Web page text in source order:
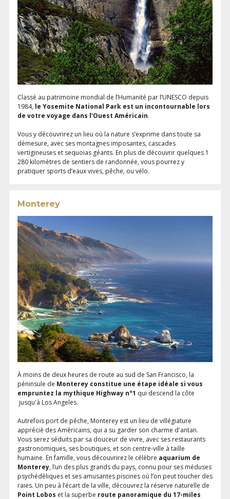
Classé au patrimoine mondial de l’Humanité par l’UNESCO depuis
1984, le Yosemite National Park est un incontournable lors
de votre voyage dans l’Ouest Américain.
Vous y découvrirez un lieu où la nature s’exprime dans toute sa
démesure, avec ses montagnes imposantes, cascades
vertigineuses et sequoias géants. En plus de découvrir quelques 1
280 kilomètres de sentiers de randonnée, vous pourrez y
pratiquer sports d’eaux vives, pêche, ou vélo.
Monterey
À moins de deux heures de route au sud de San Francisco, la
péninsule de Monterey constitue une étape idéale si vous
empruntez la mythique Highway n°1 qui descend la côte
jusqu'à Los Angeles.
Autrefois port de pêche, Monterey est un lieu de villégiature
apprécié des Américains, qui a su garder son charme d'antan.
Vous serez séduits par sa douceur de vivre, avec ses restaurants
gastronomiques, ses boutiques, et son centre-ville à taille
humaine. En famille, vous découvrirez le célèbre aquarium de
Monterey, l’un des plus grands du pays, connu pour ses méduses
psychédéliques et ses amusantes piscines où l’on peut toucher des
raies. Un peu à l’écart de la ville, découvrez la réserve naturelle de
Point Lobos et la superbe route panoramique du 17-miles